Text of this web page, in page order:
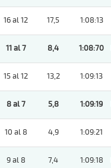
16 al 12 17,5 1:08:13
11 al 7 8,4 1:08:70
15 al 12 13,2 1:09:13
8 al 7 5,8 1:09:19
10 al 8 4,9 1:09:21
9 al 8 7,4 1:09:18